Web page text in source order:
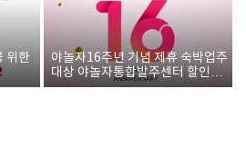
위한
야놀자16주년 기념 제휴 숙박업주
대상 야놀자통합발주센터 할인쿠
폰 증정